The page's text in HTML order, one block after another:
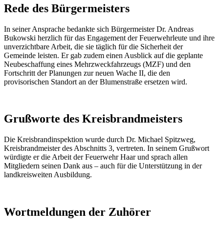
Rede des Bürgermeisters
In seiner Ansprache bedankte sich Bürgermeister Dr. Andreas
Bukowski herzlich für das Engagement der Feuerwehrleute und ihre
unverzichtbare Arbeit, die sie täglich für die Sicherheit der
Gemeinde leisten. Er gab zudem einen Ausblick auf die geplante
Neubeschaffung eines Mehrzweckfahrzeugs (MZF) und den
Fortschritt der Planungen zur neuen Wache II, die den
provisorischen Standort an der Blumenstraße ersetzen wird.
Grußworte des Kreisbrandmeisters
Die Kreisbrandinspektion wurde durch Dr. Michael Spitzweg,
Kreisbrandmeister des Abschnitts 3, vertreten. In seinem Grußwort
würdigte er die Arbeit der Feuerwehr Haar und sprach allen
Mitgliedern seinen Dank aus – auch für die Unterstützung in der
landkreisweiten Ausbildung.
Wortmeldungen der Zuhörer